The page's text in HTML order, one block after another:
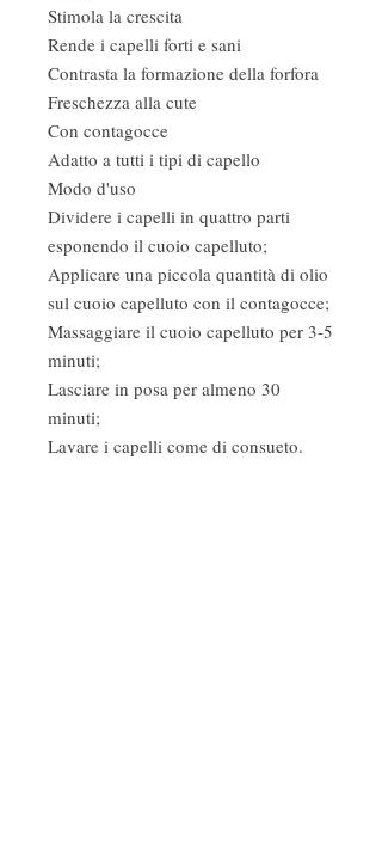
Stimola la crescita
Rende i capelli forti e sani
Contrasta la formazione della forfora
Freschezza alla cute
Con contagocce
Adatto a tutti i tipi di capello
Modo d'uso
Dividere i capelli in quattro parti
esponendo il cuoio capelluto;
Applicare una piccola quantità di olio
sul cuoio capelluto con il contagocce;
Massaggiare il cuoio capelluto per 3-5
minuti;
Lasciare in posa per almeno 30
minuti;
Lavare i capelli come di consueto.